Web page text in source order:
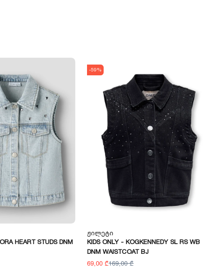
HEART STUDS DNM
-59%
Ჟილეტი
KIDS ONLY - KOGKENNEDY SL RS WB
DNM WAISTCOAT BJ
69,00 ₾169,00 ₾